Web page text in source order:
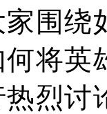
围绕
将
烈讨